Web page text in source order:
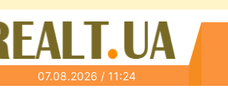
07.08.2026 / 11:24